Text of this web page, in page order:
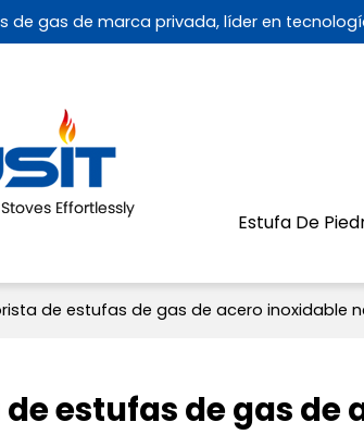
de gas de marca privada, líder en
Estufa De
de estufas de gas de acero inoxidable
estufas de gas de